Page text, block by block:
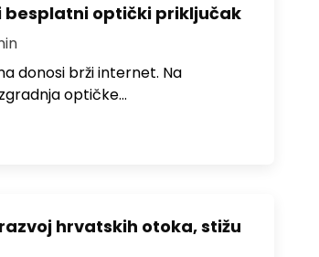
besplatni optički priključak
donosi brži internet. Na
optičke…
hrvatskih otoka, stižu